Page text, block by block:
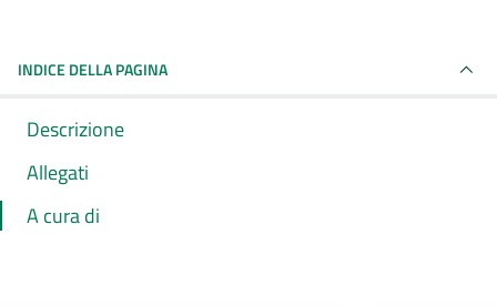
INDICE DELLA PAGINA
Descrizione
Allegati
A cura di